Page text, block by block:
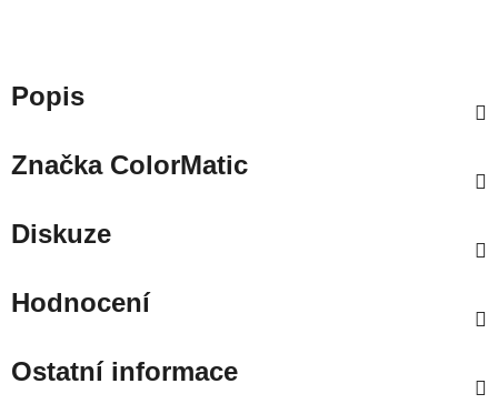
Popis
ZnačkaColorMatic
Diskuze
Hodnocení
Ostatní informace